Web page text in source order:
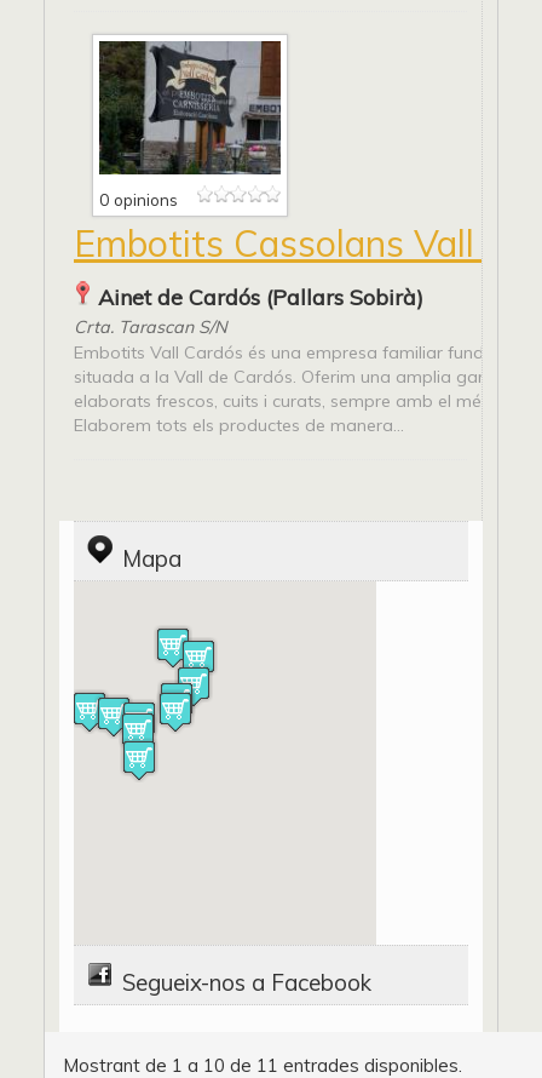
0 opinions
Embotits Cassolans Vall
Ainet de Cardós (Pallars Sobirà)
Crta. Tarascan S/N
Embotits Vall Cardós és una empresa familiar fundada
situada a la Vall de Cardós. Oferim una amplia gama
elaborats frescos, cuits i curats, sempre amb el métode
Elaborem tots els productes de manera...
Mapa
Segueix-nos a Facebook
Mostrant de 1 a 10 de 11 entrades disponibles.